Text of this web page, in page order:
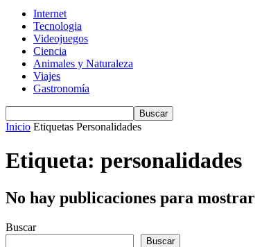
Internet
Tecnologia
Videojuegos
Ciencia
Animales y Naturaleza
Viajes
Gastronomía
Inicio Etiquetas Personalidades
Etiqueta: personalidades
No hay publicaciones para mostrar
Buscar
Buscar